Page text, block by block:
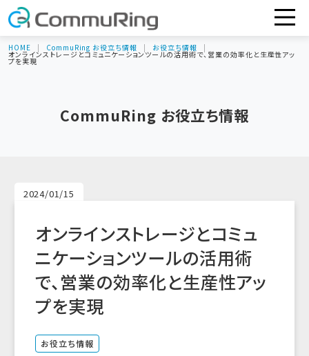
HOME CommuRing お役立ち情報 お役立ち情報
オンラインストレージとコミュニケーションツールの活用術で、営業の効率化と生産性アッ
プを実現
CommuRing お役立ち情報
2024/01/15
オンラインストレージとコミュ
ニケーションツールの活用術
で、営業の効率化と生産性アッ
プを実現
お役立ち情報